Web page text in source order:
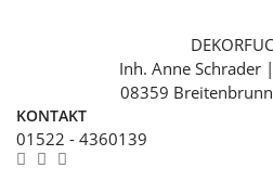
Inh. Anne Schrader
08359
KONTAKT
01522 - 4360139